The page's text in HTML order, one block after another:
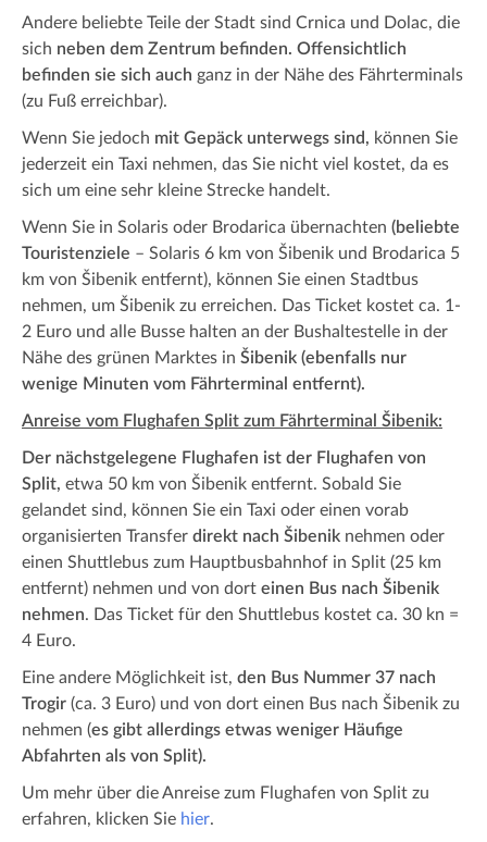
Andere beliebte Teile der Stadt sind Crnica und Dolac, die
sich neben dem Zentrum befinden. Offensichtlich
befinden sie sich auch ganz in der Nähe des Fährterminals
(zu Fuß erreichbar).
Wenn Sie jedoch mit Gepäck unterwegs sind, können Sie
jederzeit ein Taxi nehmen, das Sie nicht viel kostet, da es
sich um eine sehr kleine Strecke handelt.
Wenn Sie in Solaris oder Brodarica übernachten (beliebte
Touristenziele – Solaris 6 km von Šibenik und Brodarica 5
km von Šibenik entfernt), können Sie einen Stadtbus
nehmen, um Šibenik zu erreichen. Das Ticket kostet ca. 1-
2 Euro und alle Busse halten an der Bushaltestelle in der
Nähe des grünen Marktes in Šibenik (ebenfalls nur
wenige Minuten vom Fährterminal entfernt).
Anreise vom Flughafen Split zum Fährterminal Šibenik:
Der nächstgelegene Flughafen ist der Flughafen von
Split, etwa 50 km von Šibenik entfernt. Sobald Sie
gelandet sind, können Sie ein Taxi oder einen vorab
organisierten Transfer direkt nach Šibenik nehmen oder
einen Shuttlebus zum Hauptbusbahnhof in Split (25 km
entfernt) nehmen und von dort einen Bus nach Šibenik
nehmen. Das Ticket für den Shuttlebus kostet ca. 30 kn =
4 Euro.
Eine andere Möglichkeit ist, den Bus Nummer 37 nach
Trogir (ca. 3 Euro) und von dort einen Bus nach Šibenik zu
nehmen (es gibt allerdings etwas weniger Häufige
Abfahrten als von Split).
Um mehr über die Anreise zum Flughafen von Split zu
erfahren, klicken Sie hier.